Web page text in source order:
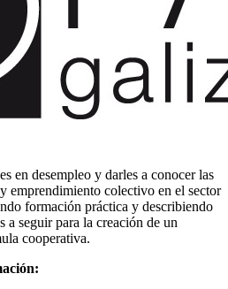
en desempleo y darles a conocer las
emprendimiento colectivo en el sector
formación práctica y describiendo
a seguir para la creación de un
cooperativa.